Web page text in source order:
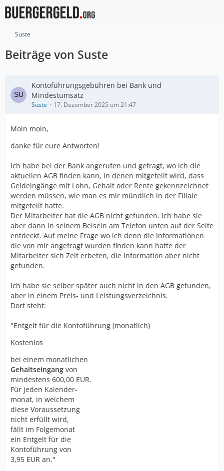
Suste
Beiträge von Suste
Kontoführungsgebühren bei Bank und
Mindestumsatz
Suste 17. Dezember 2025 um 21:47
Moin moin,
danke für eure Antworten!
Ich habe bei der Bank angerufen und gefragt, wo ich die
aktuellen AGB finden kann, in denen mitgeteilt wird, dass
Geldeingänge mit Lohn, Gehalt oder Rente gekennzeichnet
werden müssen, wie man es mir mündlich in der Filiale
mitgeteilt hatte.
Der Mitarbeiter hat die AGB nicht gefunden. Ich habe sie
aber dann in seinem Beisein am Telefon unten auf der Seite
entdeckt. Auf meine Frage wo ich denn die Informationen
die von mir angefragt wurden finden kann hatte der
Mitarbeiter sich Zeit erbeten, die Information aber nicht
gefunden.
Ich habe sie selber später auch nicht in den AGB gefunden,
aber in einem Preis- und Leistungsverzeichnis.
Dort steht:
"Entgelt für die Kontoführung (monatlich)
Kostenlos
bei einem monatlichen
Gehaltseingang von
mindestens 600,00 EUR.
Für jeden Kalender-
monat, in welchem
diese Voraussetzung
nicht erfüllt wird,
fällt im Folgemonat
ein Entgelt für die
Kontoführung von
3,95 EUR an."